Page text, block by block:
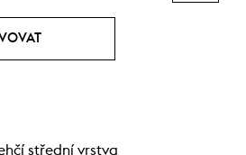
střední vrstva